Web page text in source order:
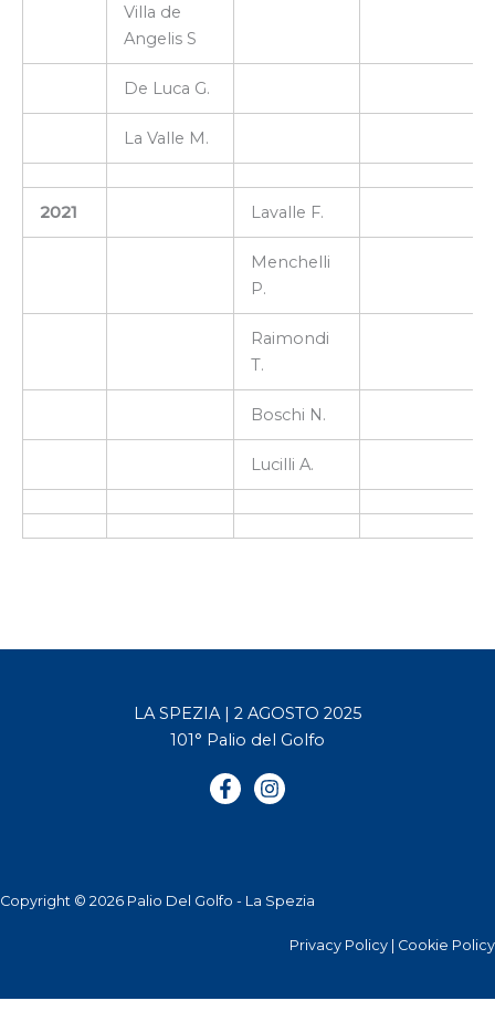
Villa de
Angelis S
De Luca G.
La Valle M.
2021 Lavalle F.
Menchelli
P.
Raimondi
T.
Boschi N.
Lucilli A.
LA SPEZIA | 2 AGOSTO 2025
101° Palio del Golfo
Copyright © 2026 Palio Del Golfo - La Spezia
Privacy Policy Cookie Policy